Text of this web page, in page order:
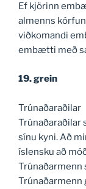
Ef kjörinn
almenns
viðkomandi
embætti með
19. grein
Trúnaðaraðilar
Trúnaðaraðilar
sínu kyni. Að
íslensku að
Trúnaðarmenn
Trúnaðarmenn